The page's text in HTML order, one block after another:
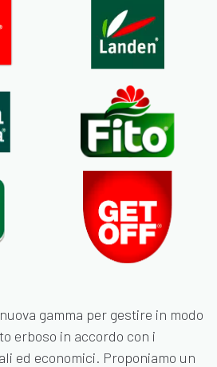
gamma per gestire in modo
erboso in accordo con i
ed economici. Proponiamo un